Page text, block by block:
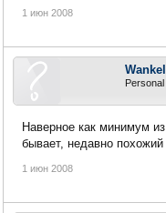
1 июн 2008
Wankel
Наверное как минимум
бывает, недавно
1 июн 2008